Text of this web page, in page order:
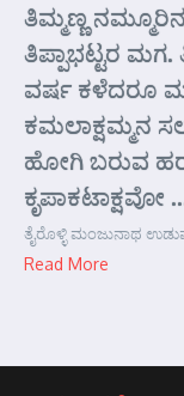
ತಿಮ್ಮಣ್ಣ
ತಿಪ್ಪಾಭಟ್ಟರ ಮಗ.
ವರ್ಷ ಕಳೆದರೂ
ಕಮಲಾಕ್ಷಮ್ಮನ
ಹೋಗಿ ಬರುವ
ಕೃಪಾಕಟಾಕ್ಷವೋ
ತೈರೊಳ್ಳಿ ಮಂಜುನಾಥ
Read More